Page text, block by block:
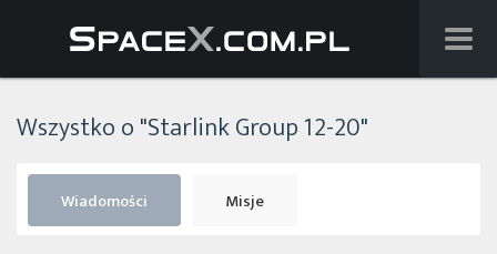
Starlink
Wszystko o "Starlink Group 12-20"
Wiadomości Misje